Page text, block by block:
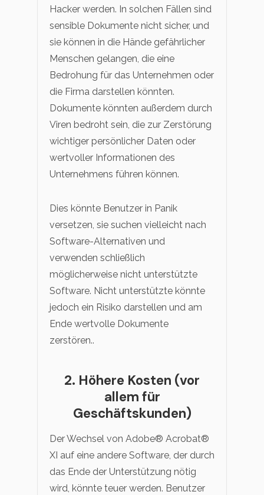
Hacker werden. In solchen Fällen sind
sensible Dokumente nicht sicher, und
sie können in die Hände gefährlicher
Menschen gelangen, die eine
Bedrohung für das Unternehmen oder
die Firma darstellen könnten.
Dokumente könnten außerdem durch
Viren bedroht sein, die zur Zerstörung
wichtiger persönlicher Daten oder
wertvoller Informationen des
Unternehmens führen können.
Dies könnte Benutzer in Panik
versetzen, sie suchen vielleicht nach
Software-Alternativen und
verwenden schließlich
möglicherweise nicht unterstützte
Software. Nicht unterstützte könnte
jedoch ein Risiko darstellen und am
Ende wertvolle Dokumente
zerstören..
2. Höhere Kosten (vor
allem für
Geschäftskunden)
Der Wechsel von Adobe® Acrobat®
XI auf eine andere Software, der durch
das Ende der Unterstützung nötig
wird, könnte teuer werden. Benutzer